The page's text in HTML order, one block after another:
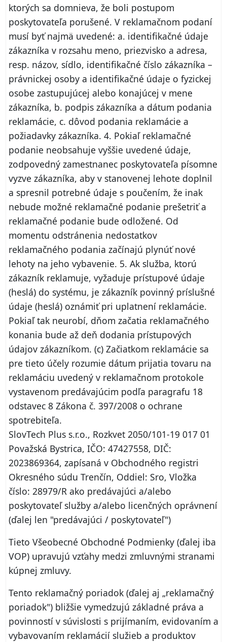
ktorých sa domnieva, že boli postupom
poskytovateľa porušené. V reklamačnom podaní
musí byť najmä uvedené: a. identifikačné údaje
zákazníka v rozsahu meno, priezvisko a adresa,
resp. názov, sídlo, identifikačné číslo zákazníka –
právnickej osoby a identifikačné údaje o fyzickej
osobe zastupujúcej alebo konajúcej v mene
zákazníka, b. podpis zákazníka a dátum podania
reklamácie, c. dôvod podania reklamácie a
požiadavky zákazníka. 4. Pokiaľ reklamačné
podanie neobsahuje vyššie uvedené údaje,
zodpovedný zamestnanec poskytovateľa písomne
vyzve zákazníka, aby v stanovenej lehote doplnil
a spresnil potrebné údaje s poučením, že inak
nebude možné reklamačné podanie prešetriť a
reklamačné podanie bude odložené. Od
momentu odstránenia nedostatkov
reklamačného podania začínajú plynúť nové
lehoty na jeho vybavenie. 5. Ak služba, ktorú
zákazník reklamuje, vyžaduje prístupové údaje
(heslá) do systému, je zákazník povinný príslušné
údaje (heslá) oznámiť pri uplatnení reklamácie.
Pokiaľ tak neurobí, dňom začatia reklamačného
konania bude až deň dodania prístupových
údajov zákazníkom. (c) Začiatkom reklamácie sa
pre tieto účely rozumie dátum prijatia tovaru na
reklamáciu uvedený v reklamačnom protokole
vystavenom predávajúcim podľa paragrafu 18
odstavec 8 Zákona č. 397/2008 o ochrane
spotrebiteľa.
SlovTech Plus s.r.o., Rozkvet 2050/101-19 017 01
Považská Bystrica, IČO: 47427558, DIČ:
2023869364, zapísaná v Obchodného registri
Okresného súdu Trenčín, Oddiel: Sro, Vložka
číslo: 28979/R ako predávajúci a/alebo
poskytovateľ služby a/alebo licenčných oprávnení
(ďalej len "predávajúci / poskytovateľ")
Tieto Všeobecné Obchodné Podmienky (ďalej iba
VOP) upravujú vzťahy medzi zmluvnými stranami
kúpnej zmluvy.
Tento reklamačný poriadok (ďalej aj „reklamačný
poriadok") bližšie vymedzujú základné práva a
povinností v súvislosti s prijímaním, evidovaním a
vybavovaním reklamácií služieb a produktov